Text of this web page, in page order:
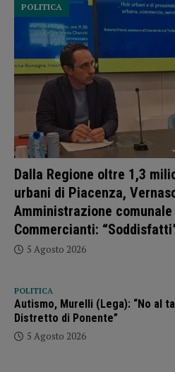
Dalla Regione oltre 1,3
urbani di Piacenza,
Amministrazione comunale
Commercianti:
POLITICA
5 Agosto 2026
POLITICA
Autismo, Murelli (Lega): “No al
Distretto di Ponente”
5 Agosto 2026